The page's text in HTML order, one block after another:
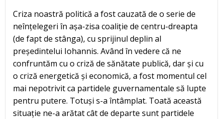
Criza noastră politică a fost cauzată de o serie de
neînțelegeri în așa-zisa coaliție de centru-dreapta
(de fapt de stânga), cu sprijinul deplin al
președintelui Iohannis. Având în vedere că ne
confruntăm cu o criză de sănătate publică, dar și cu
o criză energetică și economică, a fost momentul cel
mai nepotrivit ca partidele guvernamentale să lupte
pentru putere. Totuși s-a întâmplat. Toată această
situație ne-a arătat cât de departe sunt partidele